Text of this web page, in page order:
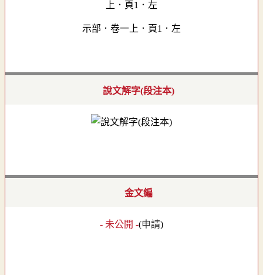
示部．卷一上．頁1．左
說文解字(段注本)
金文編
- 未公開 -(申請)